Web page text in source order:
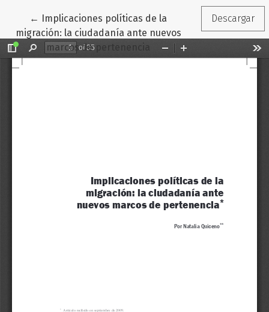
← Volver a los detalles del artículo
Implicaciones políticas de la
migración: la ciudadanía ante nuevos
marcos de pertenencia
Descargar